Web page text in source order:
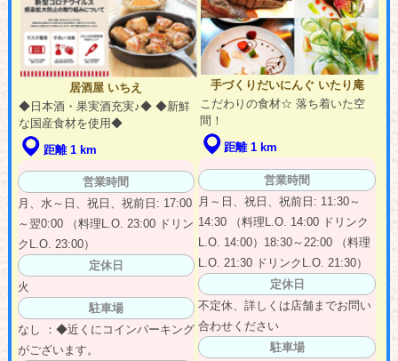
居酒屋 いちえ
◆日本酒・果実酒充実♪◆ ◆新鮮
な国産食材を使用◆
距離 1 km
営業時間
月、水～日、祝日、祝前日: 17:00
～翌0:00 （料理L.O. 23:00 ドリン
クL.O. 23:00）
定休日
火
駐車場
なし ：◆近くにコインパーキング
がございます。
手づくりだいにんぐ いたり庵
こだわりの食材☆ 落ち着いた空
間！
距離 1 km
営業時間
月～日、祝日、祝前日: 11:30～
14:30 （料理L.O. 14:00 ドリンク
L.O. 14:00）18:30～22:00 （料理
L.O. 21:30 ドリンクL.O. 21:30）
定休日
不定休、詳しくは店舗までお問い
合わせください
駐車場